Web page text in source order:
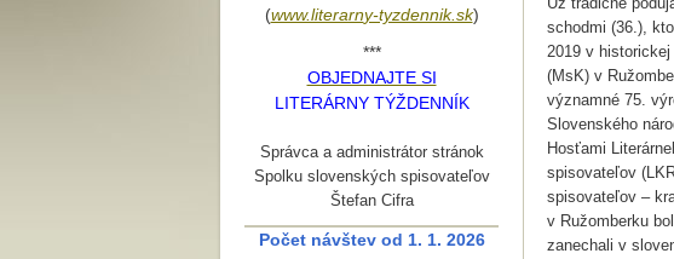
schodmi (36.),
2019 v
(MsK) v
významné 75.
Slovenského
Hosťami
spisovateľov
spisovateľov –
v Ružomberku
zanechali v
(www.literarny-tyzdennik.sk)
***
OBJEDNAJTE SI
LITERÁRNY TÝŽDENNÍK
Správca a administrátor stránok
Spolku slovenských spisovateľov
Štefan Cifra
Počet návštev od 1. 1. 2026